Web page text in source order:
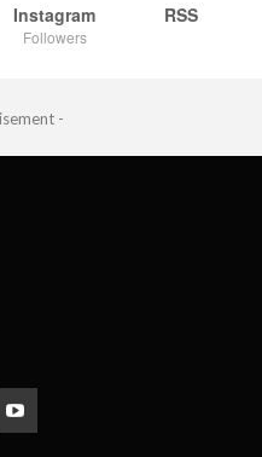
Instagram
Followers
RSS